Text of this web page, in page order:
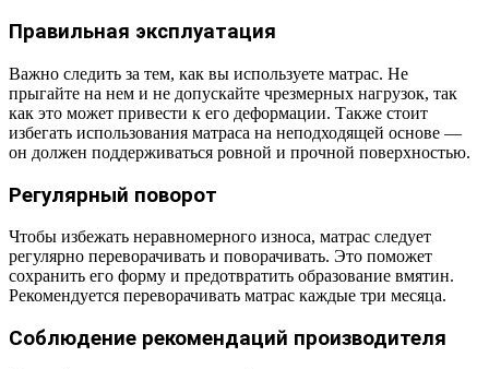
Правильная эксплуатация
Важно следить за тем, как вы используете матрас. Не
прыгайте на нем и не допускайте чрезмерных нагрузок, так
как это может привести к его деформации. Также стоит
избегать использования матраса на неподходящей основе —
он должен поддерживаться ровной и прочной поверхностью.
Регулярный поворот
Чтобы избежать неравномерного износа, матрас следует
регулярно переворачивать и поворачивать. Это поможет
сохранить его форму и предотвратить образование вмятин.
Рекомендуется переворачивать матрас каждые три месяца.
Соблюдение рекомендаций производителя